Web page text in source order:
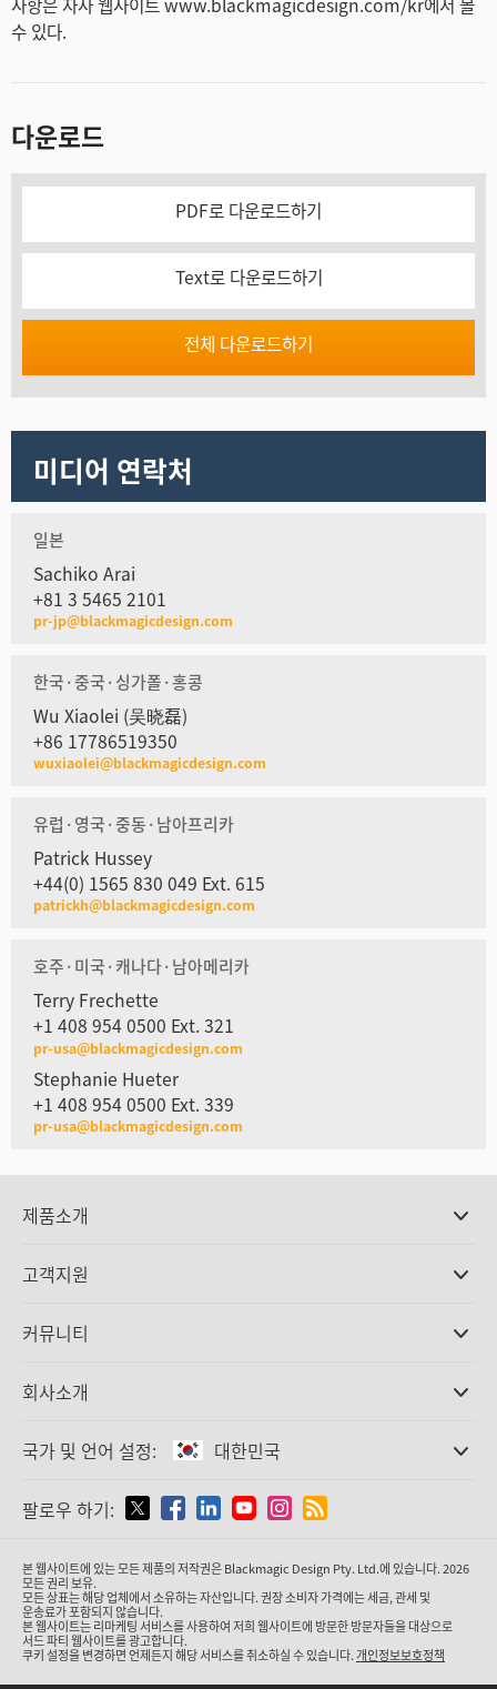
사항은 자사 웹사이트 www.blackmagicdesign.com/kr에서 볼
수 있다.
다운로드
PDF로 다운로드하기
Text로 다운로드하기
전체 다운로드하기
미디어 연락처
일본
Sachiko Arai
+81 3 5465 2101
pr-jp@blackmagicdesign.com
한국·중국·싱가폴·홍콩
Wu Xiaolei (吴晓磊)
+86 17786519350
wuxiaolei@blackmagicdesign.com
유럽·영국·중동·남아프리카
Patrick Hussey
+44(0) 1565 830 049 Ext. 615
patrickh@blackmagicdesign.com
호주·미국·캐나다·남아메리카
Terry Frechette
+1 408 954 0500 Ext. 321
pr-usa@blackmagicdesign.com
Stephanie Hueter
+1 408 954 0500 Ext. 339
pr-usa@blackmagicdesign.com
제품소개
DaVinci Resolve와 Fusion 소프트웨어
Ultimatte
캡쳐 및 재생
표준 변환
모니터링
네트워크 스토리지
라우팅 및 분배
스트리밍·인코딩
고객지원
고객지원 센터
커뮤니티
회사소개
회사 소개
미디어
국가 및 언어 설정: 대한민국
국가 및 언어를 설정하세요
Australia
Austria
팔로우 하기:
본 웹사이트에 있는 모든 제품의 저작권은 Blackmagic Design Pty. Ltd.에 있습니다. 2026
모든 권리 보유.
모든 상표는 해당 업체에서 소유하는 자산입니다. 권장 소비자 가격에는 세금, 관세 및
운송료가 포함되지 않습니다.
본 웹사이트는 리마케팅 서비스를 사용하여 저희 웹사이트에 방문한 방문자들을 대상으로
서드 파티 웹사이트를 광고합니다.
쿠키 설정을 변경하면 언제든지 해당 서비스를 취소하실 수 있습니다.개인정보보호정책